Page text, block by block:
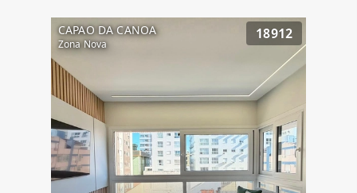
CAPAO DA CANOA
Zona Nova
18912